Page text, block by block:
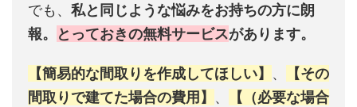
でも、 私と同じような悩みをお持ちの方に朗
報。
とっておきの無料サービスがあります。
【簡易的な間取りを作成してほしい】 、
【その
間取りで建てた場合の費用】 、
【（必要な場合